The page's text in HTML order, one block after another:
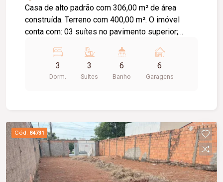
Casa de alto padrão com 306,00 m² de área
construída. Terreno com 400,00 m². O imóvel
conta com: 03 suítes no pavimento superior;
privativo; 06 banheiros, sendo 03 nas suítes e 03
no pavimento térreo; Sala ampla com ambientes
integrados; Área gourmet espaçosa; Piscina com
Jardins automatizados; Paisagismo completo;
Zenital em blindex com abertura automática;
Portas e janelas automatizadas; Sistema de
energia fotovoltaica; Projeto luminotécnico
interno e externo; Ambientes amplos, integrados
3
Dorm.
3
Suítes
6
Banho
6
Garagens
Cód. 84731